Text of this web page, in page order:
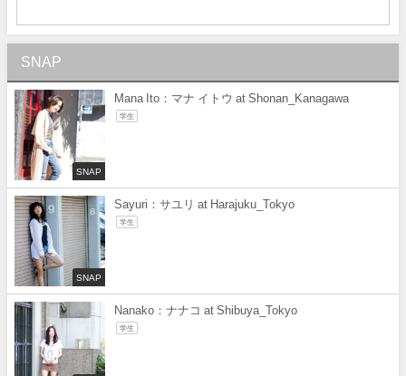
SNAP
SNAP
Mana Ito：マナ イトウ at Shonan_Kanagawa
学生
SNAP
Sayuri：サユリ at Harajuku_Tokyo
学生
Nanako：ナナコ at Shibuya_Tokyo
学生